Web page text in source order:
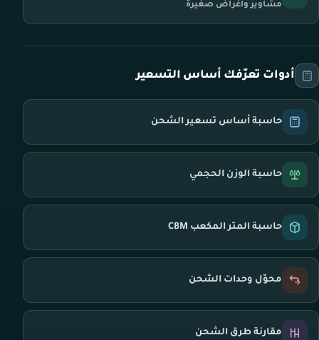
مشاوير وأغراض صغيرة
أدوات تعرّفك أساس التسعير
حاسبة أساس تسعير الشحن
حاسبة الوزن الحجمي
حاسبة المتر المكعب CBM
محوّل وحدات الشحن
مقارنة طرق الشحن